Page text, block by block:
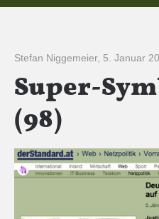
Stefan Niggemeier, 5. Januar
Super-
(98)